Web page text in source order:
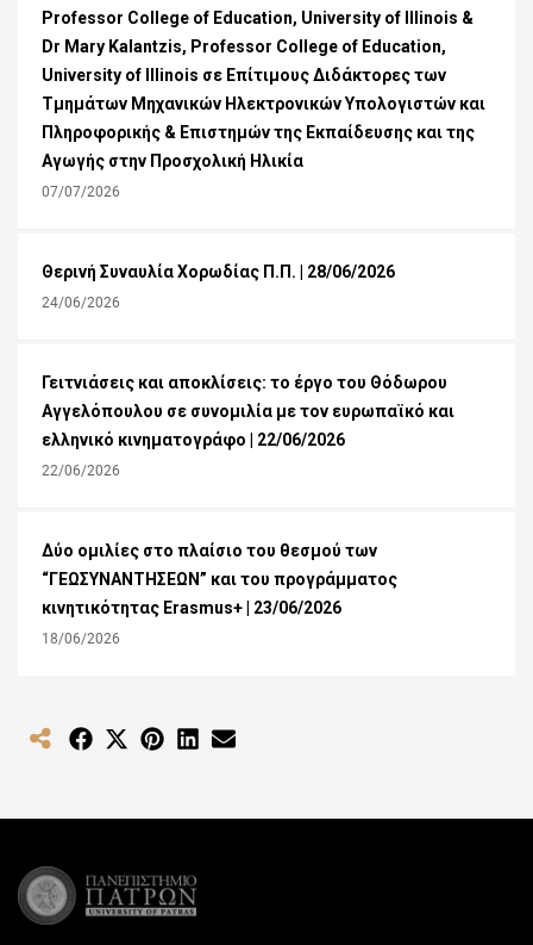
Professor College of Education, University of Illinois &
Dr Mary Kalantzis, Professor College of Education,
University of Illinois σε Επίτιμους Διδάκτορες των
Τμημάτων Μηχανικών Ηλεκτρονικών Υπολογιστών και
Πληροφορικής & Επιστημών της Εκπαίδευσης και της
Αγωγής στην Προσχολική Ηλικία
07/07/2026
Θερινή Συναυλία Χορωδίας Π.Π. | 28/06/2026
24/06/2026
Γειτνιάσεις και αποκλίσεις: το έργο του Θόδωρου
Αγγελόπουλου σε συνομιλία με τον ευρωπαϊκό και
ελληνικό κινηματογράφο | 22/06/2026
22/06/2026
Δύο ομιλίες στο πλαίσιο του θεσμού των
“ΓΕΩΣΥΝΑΝΤΗΣΕΩΝ” και του προγράμματος
κινητικότητας Erasmus+ | 23/06/2026
18/06/2026
Share Share
(Twitter)
Share Share